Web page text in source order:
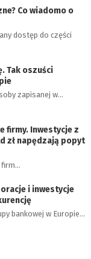
Co wiadomo o
dostęp do części
Tak oszuści
zapisanej w…
firmy. Inwestycje z
zł napędzają popyt
firm…
i inwestycje
bankowej w Europie…